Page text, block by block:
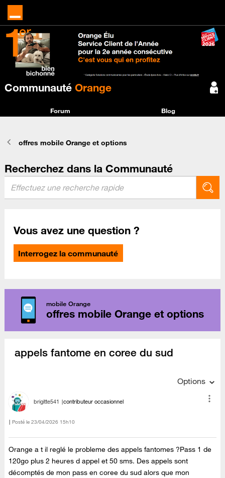
Communauté Orange
Forum Blog
offres mobile Orange et options
Recherchez dans la Communauté
Vous avez une question ?
Interrogez la communauté
mobile Orange
offres mobile Orange et options
appels fantome en coree du sud
Options
brigitte541 contributeur occasionnel
Posté le ‎23/04/2026 15h10
Orange a t il reglé le probleme des appels fantomes ?Pass 1 de
120go plus 2 heures d appel et 50 sms. Des appels sont
décomptés de mon pass en coree du sud alors que mon